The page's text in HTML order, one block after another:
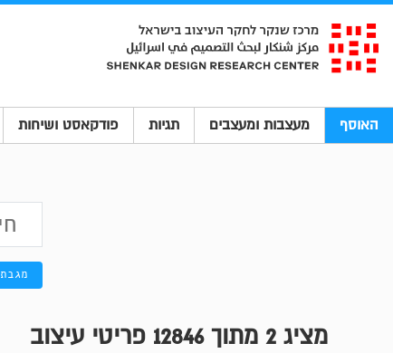
האוסף מעצבות ומעצבים תגיות פודקאסט ושיחות
מגבת
מציג 2 מתוך 12846 פריטי עיצוב